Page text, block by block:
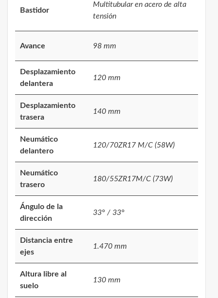
Bastidor
Multitubular en acero de alta
tensión
Avance 98 mm
Desplazamiento
delantera
120 mm
Desplazamiento
trasera
140 mm
Neumático
delantero
120/70ZR17 M/C (58W)
Neumático
trasero
180/55ZR17M/C (73W)
Ángulo de la
dirección
33° / 33°
Distancia entre
ejes
1.470 mm
Altura libre al
suelo
130 mm